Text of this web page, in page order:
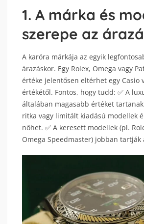
1. A márka és
szerepe az
A karóra márkája az egyik
árazáskor. Egy Rolex, Omega vagy
értéke jelentősen eltérhet egy Casio
értékétől. Fontos, hogy tudd: ✅ A
általában magasabb értéket tartanak
ritka vagy limitált kiadású modellek
nőhet. ✅ A keresett modellek (pl.
Omega Speedmaster) jobban tartják